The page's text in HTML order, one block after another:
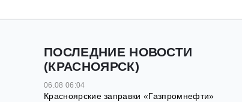
ПОСЛЕДНИЕ НОВОСТИ
(КРАСНОЯРСК)
06.08 06:04
Красноярские заправки «Газпромнефти»